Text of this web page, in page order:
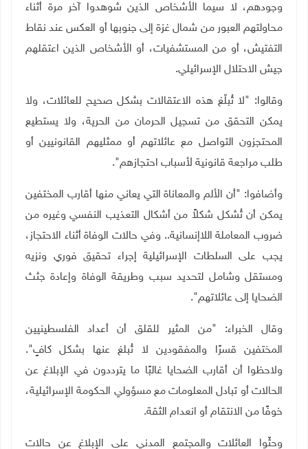
وجودهم، لا سيما الأشخاص الذين شوهدوا آخر مرة أثناء
محاولتهم العبور من شمال غزة إلى جنوبها أو العكس عند نقاط
التفتيش، أو من المستشفيات، أو الأشخاص الذين اعتقلهم
جيش الاحتلال الإسرائيلي.
وقالوا: "لا تُبلّغ هذه الاعتقالات بشكل صحيح للعائلات، ولا
يمكن التحقق من تسجيل الحرمان من الحرية، ولا يستطيع
المحتجزون التواصل مع عائلاتهم أو ممثليهم القانونيين أو
طلب مراجعة قانونية لأسباب احتجازهم".
وأضافوا: "أن الألم والمعاناة التي يعاني منها أقارب المختفين
يمكن أن تُشكل شكلاً من أشكال التعذيب النفسي وغيره من
ضروب المعاملة اللاإنسانية.. وفي حالات الوفاة أثناء الاحتجاز،
يجب على السلطات الإسرائيلية إجراء تحقيق فوري ونزيه
ومستقل وشامل لتحديد سبب وطريقة الوفاة وإعادة جثث
الضحايا إلى عائلاتهم".
وقال الخبراء: "من المثير للقلق أن أعداد الفلسطينيين
المختفين قسرًا والمفقودين لا تُبلغ عنها بشكل كافٍ".
ولاحظوا أن أقارب الضحايا غالبًا ما يترددون في الإبلاغ عن
الحالات أو تبادل المعلومات مع مسؤولي الحكومة الإسرائيلية،
خوفًا من الانتقام أو انعدام الثقة.
وحثّوا العائلات والمجتمع المدني على الإبلاغ عن حالات